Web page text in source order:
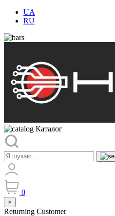
UA
RU
Каталог
0
×
Returning Customer